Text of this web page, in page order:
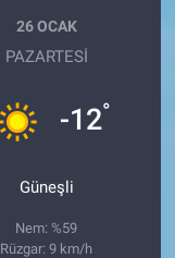
26 OCAK
PAZARTESI
-12°
Güneşli
Nem: %59
Rüzgar: 9 km/h